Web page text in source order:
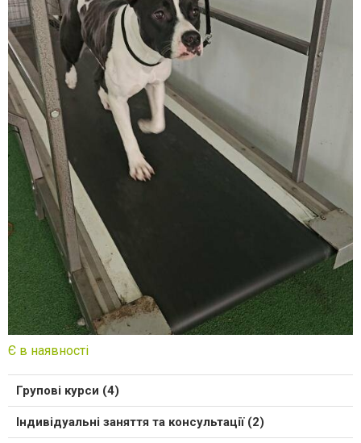
Є в наявності
Групові курси (4)
Індивідуальні заняття та консультації (2)